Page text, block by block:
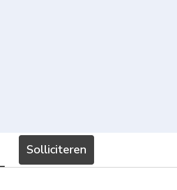
Solliciteren